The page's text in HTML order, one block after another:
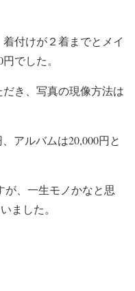
付けが２着までとメイ
でした。
き、写真の現像方法は
アルバムは20,000円と
、一生モノかなと思
ました。